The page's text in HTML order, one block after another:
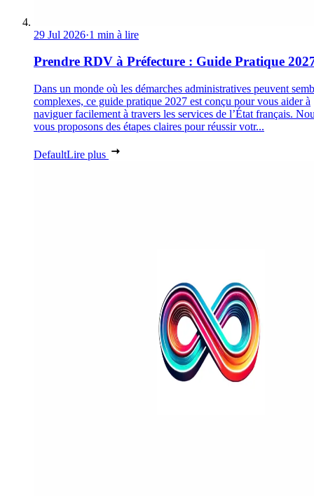
29 Jul 2026·1 min à lire
Prendre RDV à Préfecture : Guide Pratique
Dans un monde où les démarches administratives peuvent
complexes, ce guide pratique 2027 est conçu pour vous aider à
naviguer facilement à travers les services de l’État français.
vous proposons des étapes claires pour réussir votr...
DefaultLire plus